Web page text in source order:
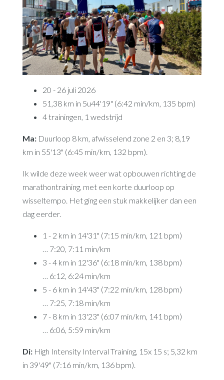
20 - 26 juli 2026
51,38 km in 5u44'19" (6:42 min/km, 135 bpm)
4 trainingen, 1 wedstrijd
Ma:Duurloop 8 km, afwisselend zone 2 en 3; 8,19
km in 55'13" (6:45 min/km, 132 bpm).
Ik wilde deze week weer wat opbouwen richting de
marathontraining, met een korte duurloop op
wisseltempo. Het ging een stuk makkelijker dan een
dag eerder.
1 - 2 km in 14'31" (7:15 min/km, 121 bpm)
… 7:20, 7:11 min/km
3 - 4 km in 12'36" (6:18 min/km, 138 bpm)
… 6:12, 6:24 min/km
5 - 6 km in 14'43" (7:22 min/km, 128 bpm)
… 7:25, 7:18 min/km
7 - 8 km in 13'23" (6:07 min/km, 141 bpm)
… 6:06, 5:59 min/km
Di:High Intensity Interval Training, 15x 15 s; 5,32 km
in 39'49" (7:16 min/km, 136 bpm).